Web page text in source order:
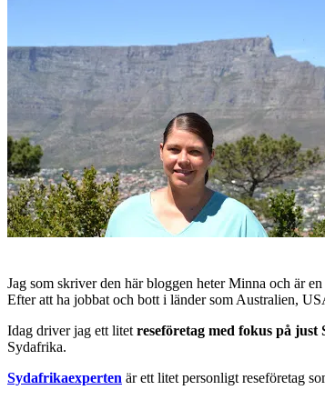
Jag som skriver den här bloggen heter Minna och är
Efter att ha jobbat och bott i länder som Australien,
Idag driver jag ett litet reseföretag med fokus på just
Sydafrika.
Sydafrikaexperten är ett litet personligt reseföretag